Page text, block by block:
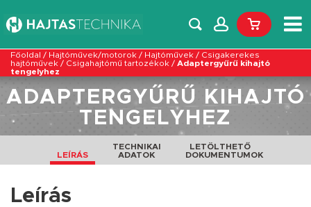
Főoldal / Hajtóművek/motorok / Hajtóművek / Csigakerekes
hajtóművek / Csigahajtómű tartozékok / Adaptergyűrű kihajtó
tengelyhez
ADAPTERGYŰRŰ KIHAJTÓ
TENGELYHEZ
LEÍRÁS
TECHNIKAI
ADATOK
LETÖLTHETŐ
DOKUMENTUMOK
Leírás